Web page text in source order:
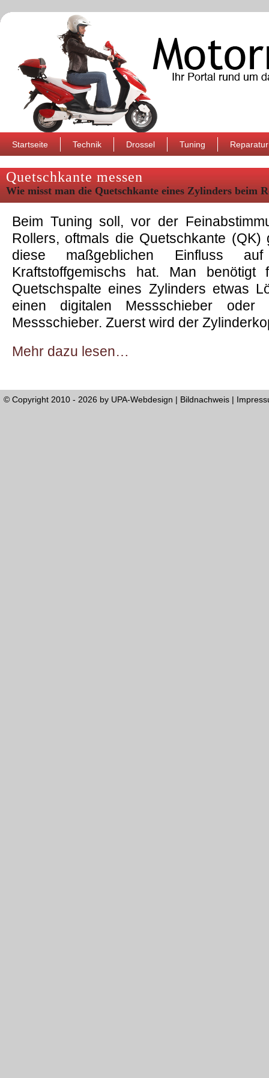
Startseite Technik Drossel Tuning Reparatur
Quetschkante messen
Wie misst man die Quetschkante eines Zylinders beim
Beim Tuning soll, vor der
Rollers, oftmals die Quetschkante (QK)
diese maßgeblichen Einfluss
Kraftstoffgemischs hat. Man
Quetschspalte eines Zylinders etwas
einen digitalen Messschieber oder
Messschieber. Zuerst wird der
Mehr dazu lesen…
© Copyright 2010 - 2026 by UPA-Webdesign | Bildnachweis |